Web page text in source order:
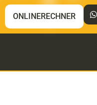
ONLINERECHNER